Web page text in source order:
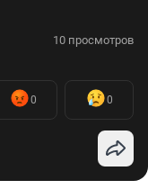
10 просмотров
0 0